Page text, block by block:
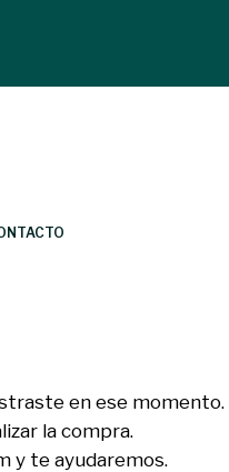
en ese momento.
la compra.
y te ayudaremos.